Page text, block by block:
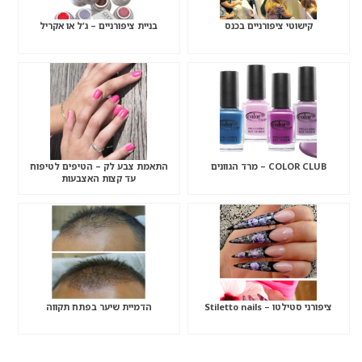
קישוטי ציפורניים בכנס בניית ציפורניים – ג’ל או אקריל
COLOR CLUB – מרד הגוונים
התאמת צבע לק – הטיפים לטיפוח
עד קצות האצבעות
ציפורני סטילטו – Stiletto nails הדמיית שיער בפתח תקווה